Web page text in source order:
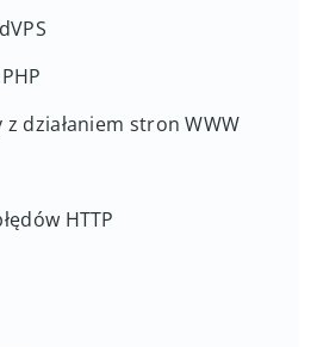
działaniem stron WWW
HTTP